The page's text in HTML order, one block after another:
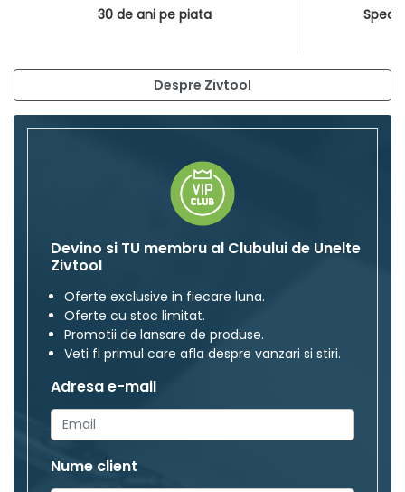
30 de ani pe piata
Despre Zivtool
Devino si TU membru al Clubului de Unelte
Zivtool
Oferte exclusive in fiecare luna.
Oferte cu stoc limitat.
Promotii de lansare de produse.
Veti fi primul care afla despre vanzari si stiri.
Adresa e-mail
Nume client